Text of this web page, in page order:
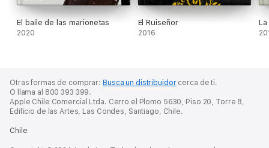
El baile de las marionetas
2020
El Ruiseñor
2016
Otras formas de comprar:Busca un distribuidorcerca de ti.
O llama al 800 393 399.
Apple Chile Comercial Ltda. Cerro el Plomo 5630, Piso 20, Torre 8,
Edificio de las Artes, Las Condes, Santiago, Chile.
Chile